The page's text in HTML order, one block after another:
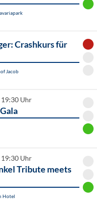
Crashkurs für
Jacob
19:30 Uhr
19:30 Uhr
Tribute meets
Hotel